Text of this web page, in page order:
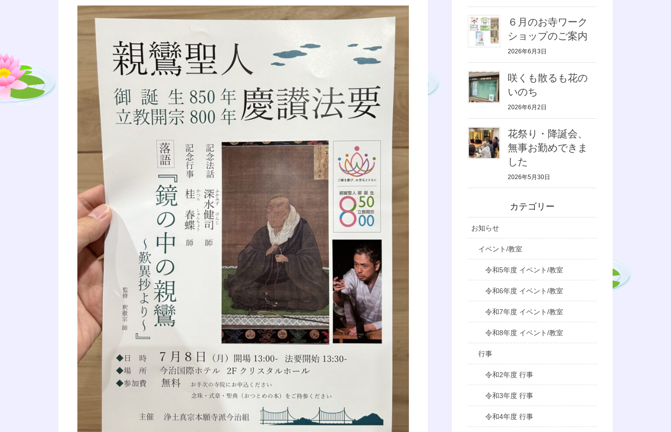
６月のお寺ワーク
ショップのご案内
2026年6月3日
咲くも散るも花の
いのち
2026年6月2日
花祭り・降誕会、
無事お勤めできま
した
2026年5月30日
カテゴリー
お知らせ
イベント/教室
令和5年度 イベント/教室
令和6年度 イベント/教室
令和7年度 イベント/教室
令和8年度 イベント/教室
行事
令和2年度 行事
令和3年度 行事
令和4年度 行事